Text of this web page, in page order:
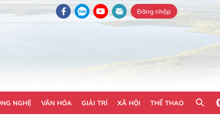
Đăng nhập
NGHỆ VĂN HÓA GIẢI TRÍ XÃ HỘI THỂ THAO